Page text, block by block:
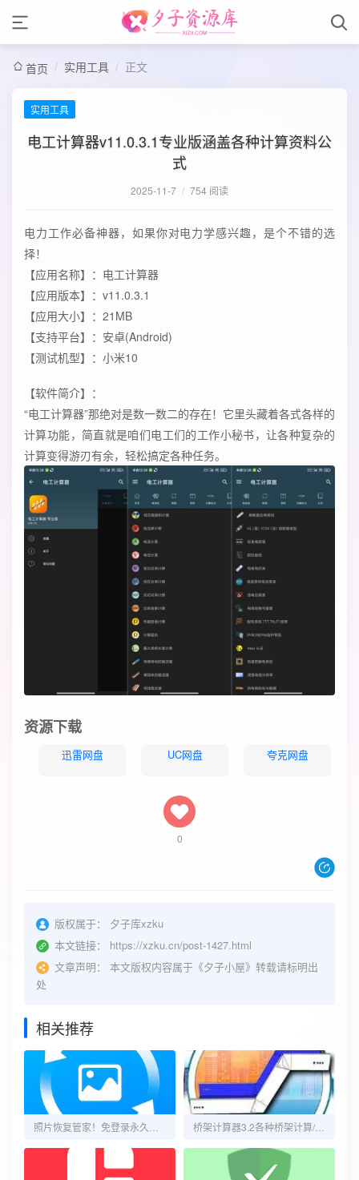
首页 / 实用工具 / 正文
实用工具
电工计算器v11.0.3.1专业版涵盖各种计算资料公
式
2025-11-7 / 754 阅读
电力工作必备神器，如果你对电力学感兴趣，是个不错的选
择！
【应用名称】：电工计算器
【应用版本】：v11.0.3.1
【应用大小】：21MB
【支持平台】：安卓(Android)
【测试机型】：小米10
【软件简介】：
“电工计算器”那绝对是数一数二的存在！它里头藏着各式各样的
计算功能，简直就是咱们电工们的工作小秘书，让各种复杂的
计算变得游刃有余，轻松搞定各种任务。
资源下载
迅雷网盘 UC网盘 夸克网盘
0
版权属于：
夕子库xzku
本文链接：
https://xzku.cn/post-1427.html
文章声明：
本文版权内容属于《夕子小屋》转载请标明出
处
相关推荐